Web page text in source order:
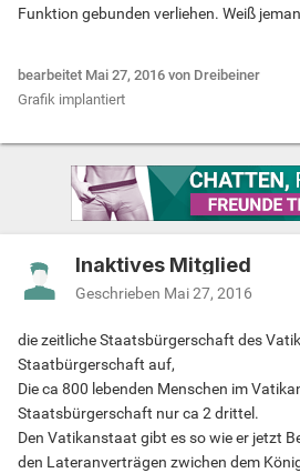
Funktion gebunden verliehen. Weiß
bearbeitet Mai 27, 2016 von Dreibeiner
Grafik implantiert
Inaktives Mitglied
Geschrieben Mai 27, 2016
die zeitliche Staatsbürgerschaft des
Staatbürgerschaft auf,
Die ca 800 lebenden Menschen im
Staatsbürgerschaft nur ca 2 drittel.
Den Vatikanstaat gibt es so wie er jetzt
den Lateranverträgen zwichen dem